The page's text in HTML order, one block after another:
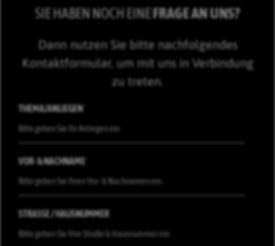
SIE HABEN NOCH EINE FRAGE AN UNS?
Dann nutzen Sie bitte nachfolgendes
Kontaktformular, um mit uns in Verbindung
zu treten.
THEMA/ANLIEGEN*
VOR- & NACHNAME*
STRASSE / HAUSNUMMER